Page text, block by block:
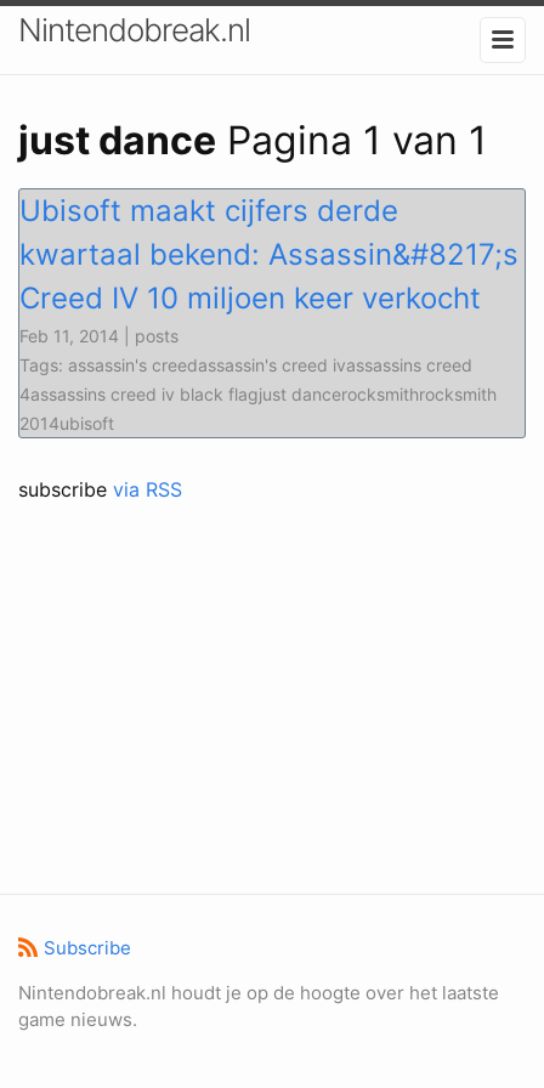
Nintendobreak.nl
just dance Pagina 1 van 1
Ubisoft maakt cijfers derde
kwartaal bekend: Assassin&#8217;s
Creed IV 10 miljoen keer verkocht
Feb 11, 2014 | posts
Tags: assassin's creedassassin's creed ivassassins creed
4assassins creed iv black flagjust dancerocksmithrocksmith
2014ubisoft
subscribe via RSS
Subscribe
Nintendobreak.nl houdt je op de hoogte over het laatste
game nieuws.